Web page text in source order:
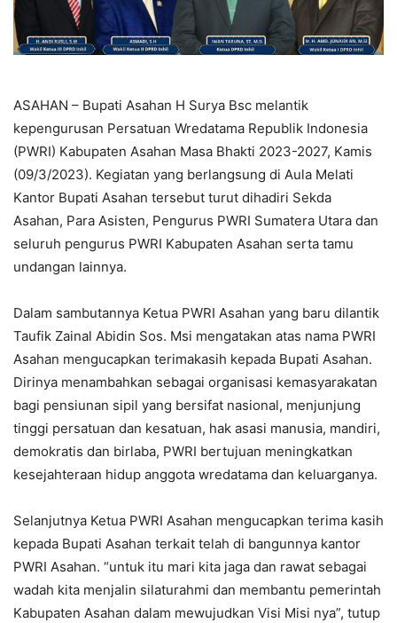
ASAHAN – Bupati Asahan H Surya Bsc melantik
kepengurusan Persatuan Wredatama Republik Indonesia
(PWRI) Kabupaten Asahan Masa Bhakti 2023-2027, Kamis
(09/3/2023). Kegiatan yang berlangsung di Aula Melati
Kantor Bupati Asahan tersebut turut dihadiri Sekda
Asahan, Para Asisten, Pengurus PWRI Sumatera Utara dan
seluruh pengurus PWRI Kabupaten Asahan serta tamu
undangan lainnya.
Dalam sambutannya Ketua PWRI Asahan yang baru dilantik
Taufik Zainal Abidin Sos. Msi mengatakan atas nama PWRI
Asahan mengucapkan terimakasih kepada Bupati Asahan.
Dirinya menambahkan sebagai organisasi kemasyarakatan
bagi pensiunan sipil yang bersifat nasional, menjunjung
tinggi persatuan dan kesatuan, hak asasi manusia, mandiri,
demokratis dan birlaba, PWRI bertujuan meningkatkan
kesejahteraan hidup anggota wredatama dan keluarganya.
Selanjutnya Ketua PWRI Asahan mengucapkan terima kasih
kepada Bupati Asahan terkait telah di bangunnya kantor
PWRI Asahan. “untuk itu mari kita jaga dan rawat sebagai
wadah kita menjalin silaturahmi dan membantu pemerintah
Kabupaten Asahan dalam mewujudkan Visi Misi nya”, tutup